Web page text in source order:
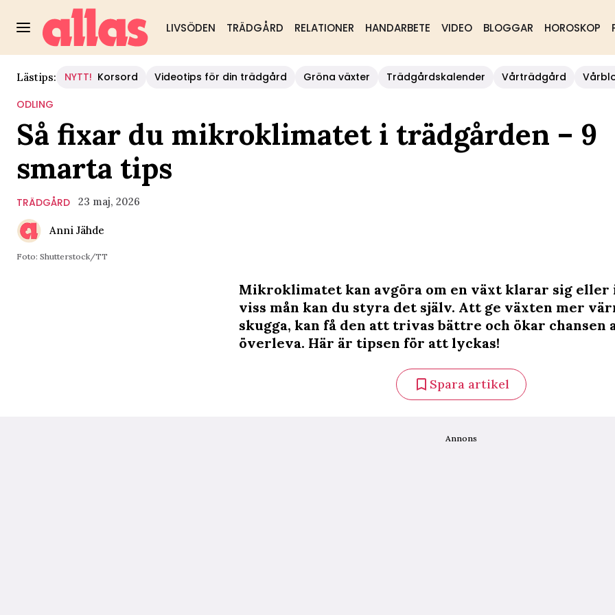
LIVSÖDEN TRÄDGÅRD RELATIONER HANDARBETE VIDEO BLOGGAR HOROSKOP
Lästips: NYTT! Korsord Videotips för din trädgård Gröna växter Trädgårdskalender Vårträdgård
ODLING
Så fixar du mikroklimatet i trädgården – 9
smarta tips
TRÄDGÅRD 23 maj, 2026
Anni Jähde
Foto: Shutterstock/TT
Mikroklimatet kan avgöra om en växt klarar sig eller
viss mån kan du styra det själv. Att ge växten mer
skugga, kan få den att trivas bättre och ökar chansen
överleva. Här är tipsen för att lyckas!
Spara artikel
Annons